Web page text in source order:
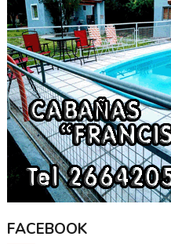
FACEBOOK